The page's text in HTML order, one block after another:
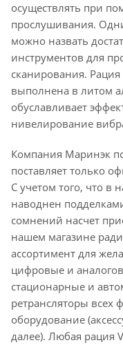
осуществлять при
прослушивания.
можно назвать
инструментов для
сканирования. Рация
выполнена в литом
обуславливает
нивелирование
Компания Маринэк
поставляет только
С учетом того, что в
наводнен
сомнений насчет
нашем магазине
ассортимент для
цифровые и
стационарные и
ретрансляторы всех
оборудование
далее). Любая рация